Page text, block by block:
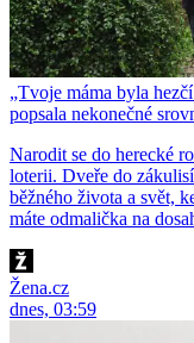
„Tvoje máma byla
popsala nekonečné
Narodit se do herecké
loterii. Dveře do
běžného života a svět,
máte odmalička na
Žena.cz
dnes, 03:59